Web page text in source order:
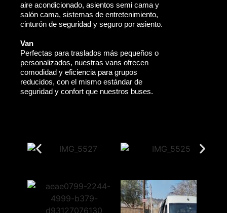
aire acondicionado, asientos semi cama y
salón cama, sistemas de entretenimiento,
cinturón de seguridad y seguro por asiento.
Van
Perfectas para traslados más pequeños o
personalizados, nuestras vans ofrecen
comodidad y eficiencia para grupos
reducidos, con el mismo estándar de
seguridad y confort que nuestros buses.